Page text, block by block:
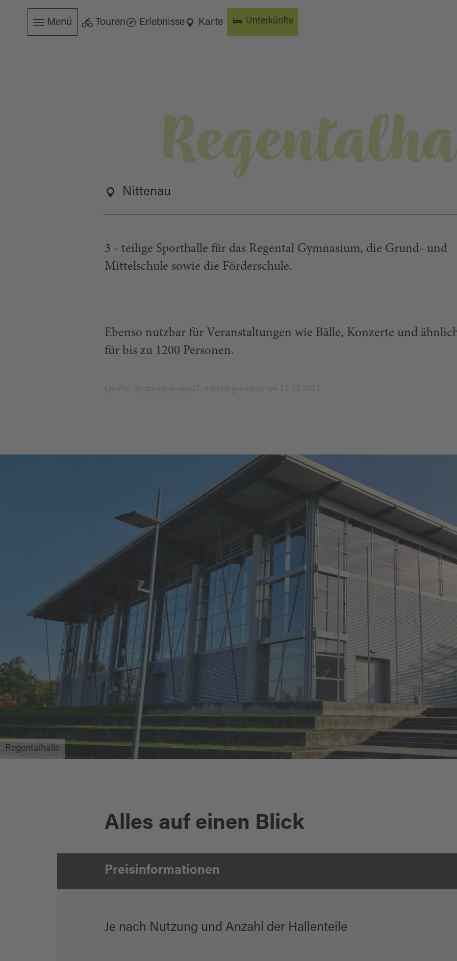
Menü Touren Erlebnisse Karte Unterkünfte
Nittenau
3 - teilige Sporthalle für das Regental Gymnasium, die Grund- und
Mittelschule sowie die Förderschule.
Ebenso nutzbar für Veranstaltungen wie Bälle, Konzerte und
für bis zu 1200 Personen.
Regentalhalle
Alles auf einen Blick
Preisinformationen
Je nach Nutzung und Anzahl der Hallenteile